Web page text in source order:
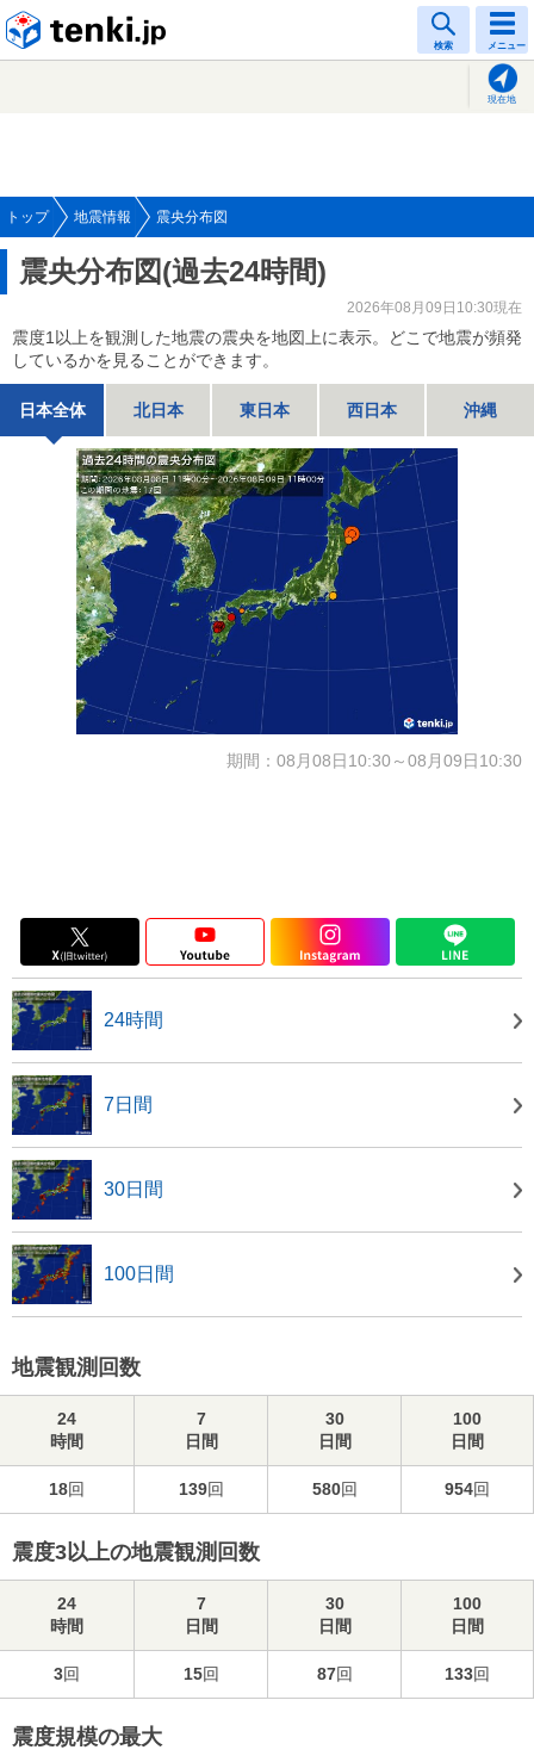
検索 メニュー
現在地
トップ 地震情報 震央分布図
震央分布図(過去24時間)
2026年08月09日10:30現在
震度1以上を観測した地震の震央を地図上に表示。どこで地震が頻発
しているかを見ることができます。
日本全体 北日本 東日本 西日本 沖縄
期間：08月08日10:30～08月09日10:30
24時間
7日間
30日間
100日間
地震観測回数
24
時間
7
日間
30
日間
100
日間
18回 139回 580回 954回
震度3以上の地震観測回数
24
時間
7
日間
30
日間
100
日間
3回 15回 87回 133回
震度規模の最大